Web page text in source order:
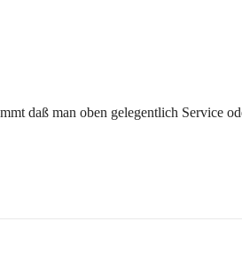
daß man oben gelegentlich Service